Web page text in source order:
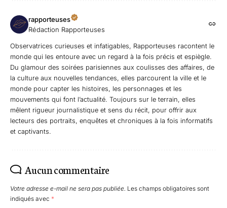
rapporteuses
Rédaction Rapporteuses
Observatrices curieuses et infatigables, Rapporteuses racontent le
monde qui les entoure avec un regard à la fois précis et espiègle.
Du glamour des soirées parisiennes aux coulisses des affaires, de
la culture aux nouvelles tendances, elles parcourent la ville et le
monde pour capter les histoires, les personnages et les
mouvements qui font l’actualité. Toujours sur le terrain, elles
mêlent rigueur journalistique et sens du récit, pour offrir aux
lecteurs des portraits, enquêtes et chroniques à la fois informatifs
et captivants.
Aucun commentaire
Votre adresse e-mail ne sera pas publiée. Les champs obligatoires sont
indiqués avec *